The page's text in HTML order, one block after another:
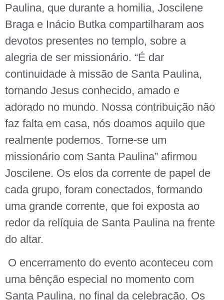
Paulina, que durante a homilia, Joscilene
Braga e Inácio Butka compartilharam aos
devotos presentes no templo, sobre a
alegria de ser missionário. “É dar
continuidade à missão de Santa Paulina,
tornando Jesus conhecido, amado e
adorado no mundo. Nossa contribuição não
faz falta em casa, nós doamos aquilo que
realmente podemos. Torne-se um
missionário com Santa Paulina” afirmou
Joscilene. Os elos da corrente de papel de
cada grupo, foram conectados, formando
uma grande corrente, que foi exposta ao
redor da relíquia de Santa Paulina na frente
do altar.
O encerramento do evento aconteceu com
uma bênção especial no momento com
Santa Paulina, no final da celebração. Os